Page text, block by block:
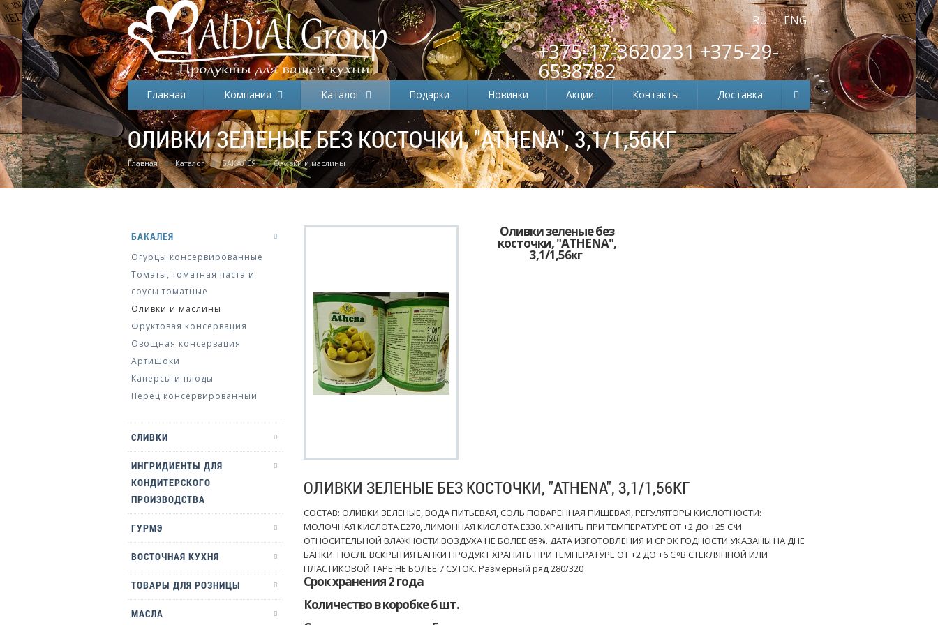
RU ENG
+375-17-3620231 +375-29-
6538782
Главная Компания Каталог Подарки Новинки Акции Контакты Доставка
ОЛИВКИ ЗЕЛЕНЫЕ БЕЗ КОСТОЧКИ, "ATHENA", 3,1/1,56КГ
Главная Каталог БАКАЛЕЯ Оливки и маслины
БАКАЛЕЯ
Огурцы консервированные
Томаты, томатная паста и
соусы томатные
Оливки и маслины
Фруктовая консервация
Овощная консервация
Артишоки
Каперсы и плоды
Перец консервированный
СЛИВКИ
ИНГРИДИЕНТЫ ДЛЯ
КОНДИТЕРСКОГО
ПРОИЗВОДСТВА
ГУРМЭ
ВОСТОЧНАЯ КУХНЯ
ТОВАРЫ ДЛЯ РОЗНИЦЫ
МАСЛА
Оливки зеленые без
косточки, "ATHENA",
3,1/1,56кг
ОЛИВКИ ЗЕЛЕНЫЕ БЕЗ КОСТОЧКИ, "ATHENA", 3,1/1,56КГ
СОСТАВ: ОЛИВКИ ЗЕЛЕНЫЕ, ВОДА ПИТЬЕВАЯ, СОЛЬ ПОВАРЕННАЯ ПИЩЕВАЯ, РЕГУЛЯТОРЫ КИСЛОТНОСТИ:
МОЛОЧНАЯ КИСЛОТА Е270, ЛИМОННАЯ КИСЛОТА Е330. ХРАНИТЬ ПРИ ТЕМПЕРАТУРЕ ОТ +2 ДО +25 С ͦИ
ОТНОСИТЕЛЬНОЙ ВЛАЖНОСТИ ВОЗДУХА НЕ БОЛЕЕ 85%. ДАТА ИЗГОТОВЛЕНИЯ И СРОК ГОДНОСТИ УКАЗАНЫ НА ДНЕ
БАНКИ. ПОСЛЕ ВСКРЫТИЯ БАНКИ ПРОДУКТ ХРАНИТЬ ПРИ ТЕМПЕРАТУРЕ ОТ +2 ДО +6 С ͦ В СТЕКЛЯННОЙ ИЛИ
ПЛАСТИКОВОЙ ТАРЕ НЕ БОЛЕЕ 7 СУТОК. Размерный ряд 280/320
Срок хранения 2 года
Количество в коробке 6 шт.